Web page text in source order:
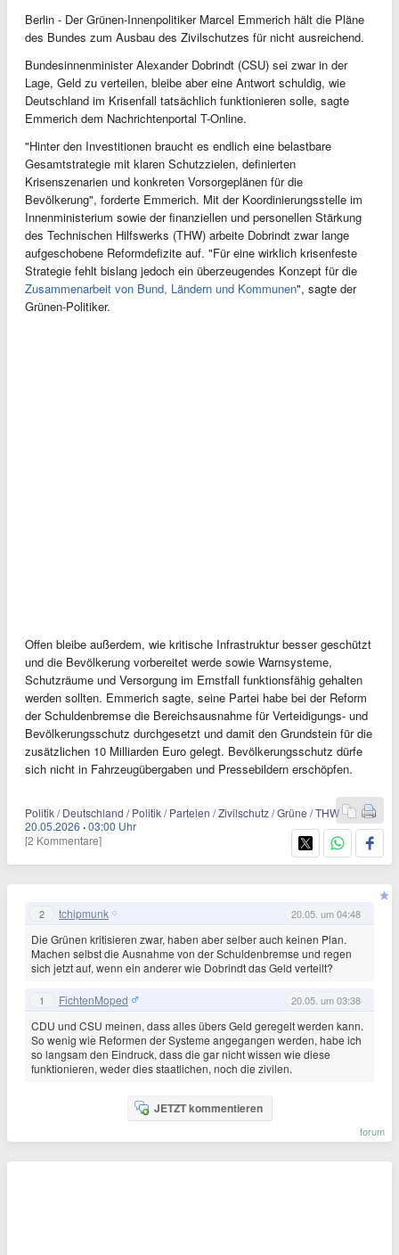
Berlin - Der Grünen-Innenpolitiker Marcel Emmerich hält die Pläne
des Bundes zum Ausbau des Zivilschutzes für nicht ausreichend.
Bundesinnenminister Alexander Dobrindt (CSU) sei zwar in der
Lage, Geld zu verteilen, bleibe aber eine Antwort schuldig, wie
Deutschland im Krisenfall tatsächlich funktionieren solle, sagte
Emmerich dem Nachrichtenportal T-Online.
"Hinter den Investitionen braucht es endlich eine belastbare
Gesamtstrategie mit klaren Schutzzielen, definierten
Krisenszenarien und konkreten Vorsorgeplänen für die
Bevölkerung", forderte Emmerich. Mit der Koordinierungsstelle im
Innenministerium sowie der finanziellen und personellen Stärkung
des Technischen Hilfswerks (THW) arbeite Dobrindt zwar lange
aufgeschobene Reformdefizite auf. "Für eine wirklich krisenfeste
Strategie fehlt bislang jedoch ein überzeugendes Konzept für die
Zusammenarbeit von Bund, Ländern und Kommunen", sagte der
Grünen-Politiker.
Offen bleibe außerdem, wie kritische Infrastruktur besser geschützt
und die Bevölkerung vorbereitet werde sowie Warnsysteme,
Schutzräume und Versorgung im Ernstfall funktionsfähig gehalten
werden sollten. Emmerich sagte, seine Partei habe bei der Reform
der Schuldenbremse die Bereichsausnahme für Verteidigungs- und
Bevölkerungsschutz durchgesetzt und damit den Grundstein für die
zusätzlichen 10 Milliarden Euro gelegt. Bevölkerungsschutz dürfe
sich nicht in Fahrzeugübergaben und Pressebildern erschöpfen.
Politik / Deutschland / Politik / Parteien / Zivilschutz / Grüne / THW
20.05.2026 ·03:00 Uhr
[2 Kommentare]
2 tchipmunk 20.05. um 04:48
Die Grünen kritisieren zwar, haben aber selber auch keinen Plan.
Machen selbst die Ausnahme von der Schuldenbremse und regen
sich jetzt auf, wenn ein anderer wie Dobrindt das Geld verteilt?
1 FichtenMoped 20.05. um 03:38
CDU und CSU meinen, dass alles übers Geld geregelt werden kann.
So wenig wie Reformen der Systeme angegangen werden, habe ich
so langsam den Eindruck, dass die gar nicht wissen wie diese
funktionieren, weder dies staatlichen, noch die zivilen.
JETZT kommentieren
forum